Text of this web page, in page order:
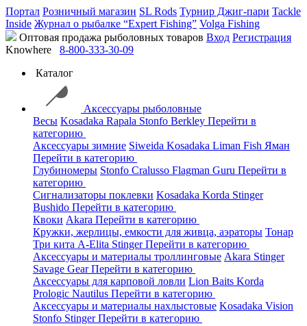
Портал Розничный магазин SL Rods Турнир Джиг-пари Tackle
Inside Журнал о рыбалке “Expert Fishing” Volga Fishing
Оптовая продажа рыболовных товаров Вход Регистрация
Knowhere
8-800-333-30-09
Каталог
Аксессуары рыболовные
Весы Kosadaka Rapala Stonfo Berkley Перейти в
категорию
Аксессуары зимние Siweida Kosadaka Liman Fish Яман
Перейти в категорию
Глубиномеры Stonfo Cralusso Flagman Guru Перейти в
категорию
Сигнализаторы поклевки Kosadaka Korda Stinger
Bushido Перейти в категорию
Квоки Akara Перейти в категорию
Кружки, жерлицы, емкости для живца, аэраторы Тонар
Три кита A-Elita StingerПерейти в категорию
Аксессуары и материалы троллинговые Akara Stinger
Savage GearПерейти в категорию
Аксессуары для карповой ловли Lion Baits Korda
Prologic Nautilus Перейти в категорию
Аксессуары и материалы нахлыстовые Kosadaka Vision
Stonfo StingerПерейти в категорию